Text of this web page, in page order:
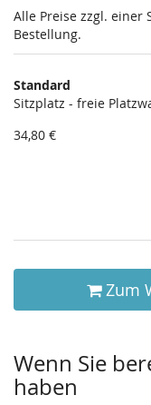
Alle Preise zzgl. einer
Bestellung.
Produkte
Produkte
Standard
Sitzplatz - freie
34,80 €
Zum
Wenn Sie
haben